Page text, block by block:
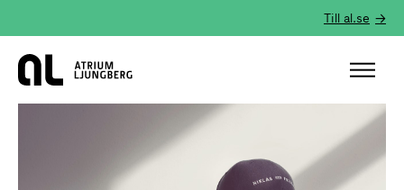
Till al.se
Hem